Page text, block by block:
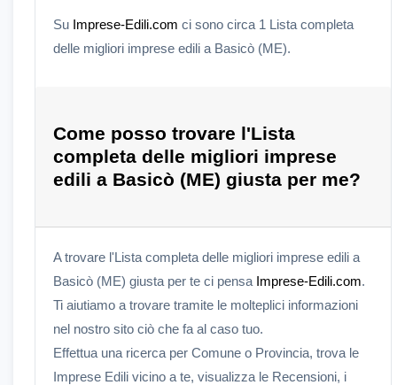
Su Imprese-Edili.com ci sono circa 1 Lista completa
delle migliori imprese edili a Basicò (ME).
Come posso trovare l'Lista
completa delle migliori imprese
edili a Basicò (ME) giusta per me?
A trovare l'Lista completa delle migliori imprese edili a
Basicò (ME) giusta per te ci pensa Imprese-Edili.com.
Ti aiutiamo a trovare tramite le molteplici informazioni
nel nostro sito ciò che fa al caso tuo.
Effettua una ricerca per Comune o Provincia, trova le
Imprese Edili vicino a te, visualizza le Recensioni, i